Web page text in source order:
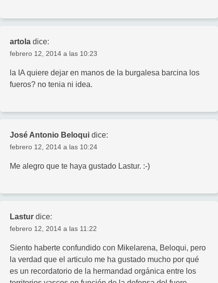
artola dice:
febrero 12, 2014 a las 10:23
la IA quiere dejar en manos de la burgalesa barcina los
fueros? no tenia ni idea.
José Antonio Beloqui dice:
febrero 12, 2014 a las 10:24
Me alegro que te haya gustado Lastur. :-)
Lastur dice:
febrero 12, 2014 a las 11:22
Siento haberte confundido con Mikelarena, Beloqui, pero
la verdad que el articulo me ha gustado mucho por qué
es un recordatorio de la hermandad orgánica entre los